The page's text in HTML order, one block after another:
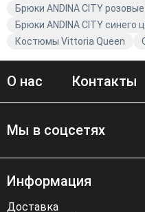
Брюки ANDINA CITY розовые
Брюки ANDINA CITY синего
Костюмы Vittoria Queen
О нас Контакты
Мы в соцсетях
Информация
Доставка